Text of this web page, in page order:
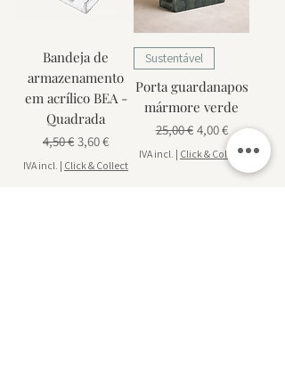
Bandeja de
armazenamento
em acrílico BEA -
Quadrada
Preço normal
4,50 € Preço promocional
3,60 €
IVA incl. | Click & Collect
Sustentável
Porta guardanapos
mármore verde
Preço normal
25,00 € Preço
4,00 €
IVA incl. | Click & Collect